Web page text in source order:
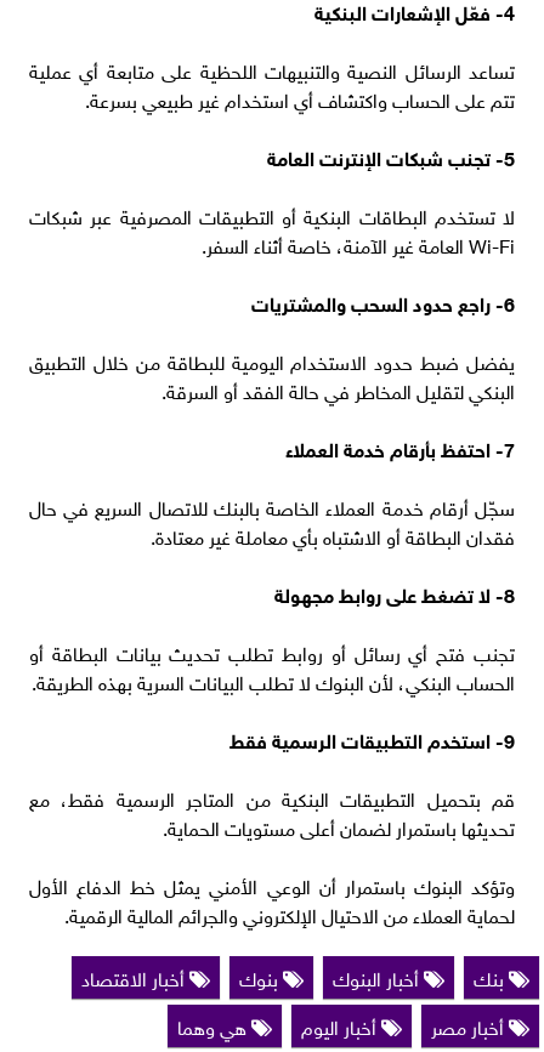
4- فعّل الإشعارات البنكية
تساعد الرسائل النصية والتنبيهات اللحظية على متابعة أي عملية
تتم على الحساب واكتشاف أي استخدام غير طبيعي بسرعة.
5- تجنب شبكات الإنترنت العامة
لا تستخدم البطاقات البنكية أو التطبيقات المصرفية عبر شبكات
Wi-Fi العامة غير الآمنة، خاصة أثناء السفر.
6- راجع حدود السحب والمشتريات
يفضل ضبط حدود الاستخدام اليومية للبطاقة من خلال التطبيق
البنكي لتقليل المخاطر في حالة الفقد أو السرقة.
7- احتفظ بأرقام خدمة العملاء
سجّل أرقام خدمة العملاء الخاصة بالبنك للاتصال السريع في حال
فقدان البطاقة أو الاشتباه بأي معاملة غير معتادة.
8- لا تضغط على روابط مجهولة
تجنب فتح أي رسائل أو روابط تطلب تحديث بيانات البطاقة أو
الحساب البنكي، لأن البنوك لا تطلب البيانات السرية بهذه الطريقة.
9- استخدم التطبيقات الرسمية فقط
قم بتحميل التطبيقات البنكية من المتاجر الرسمية فقط، مع
تحديثها باستمرار لضمان أعلى مستويات الحماية.
وتؤكد البنوك باستمرار أن الوعي الأمني يمثل خط الدفاع الأول
لحماية العملاء من الاحتيال الإلكتروني والجرائم المالية الرقمية.
بنك
أخبار البنوك بنوك
أخبار الاقتصاد
أخبار مصر
أخبار اليوم هي وهما